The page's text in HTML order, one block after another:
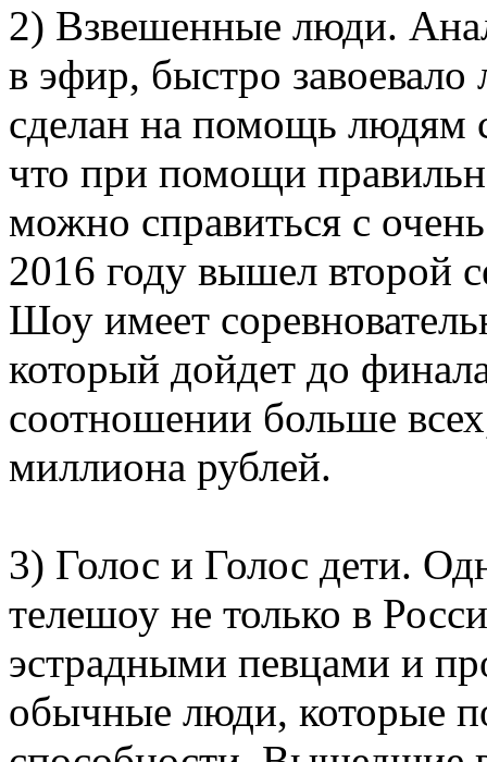
2) Взвешенные люди.
в эфир, быстро
сделан на помощь людям
что при помощи
можно справиться с
2016 году вышел второй
Шоу имеет
который дойдет до
соотношении больше
миллиона рублей.
3) Голос и Голос дети.
телешоу не только в
эстрадными певцами и
обычные люди, которые